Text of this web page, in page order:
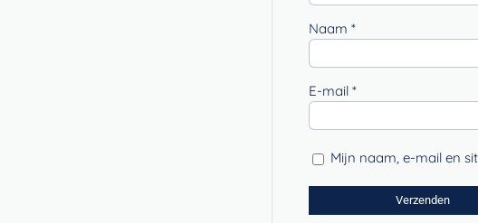
Naam *
E-mail *
Mijn naam, e-mail en